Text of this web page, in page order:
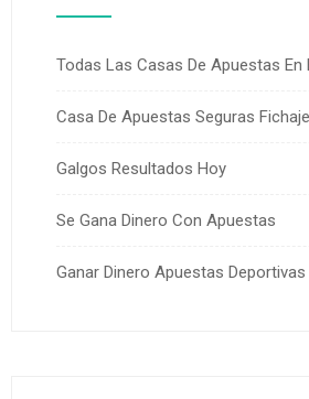
Todas Las Casas De Apuestas En
Casa De Apuestas Seguras
Galgos Resultados Hoy
Se Gana Dinero Con Apuestas
Ganar Dinero Apuestas